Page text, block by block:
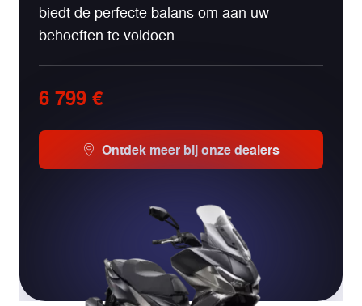
biedt de perfecte balans om aan uw
behoeften te voldoen.
6 799 €
Ontdek meer bij onze dealers